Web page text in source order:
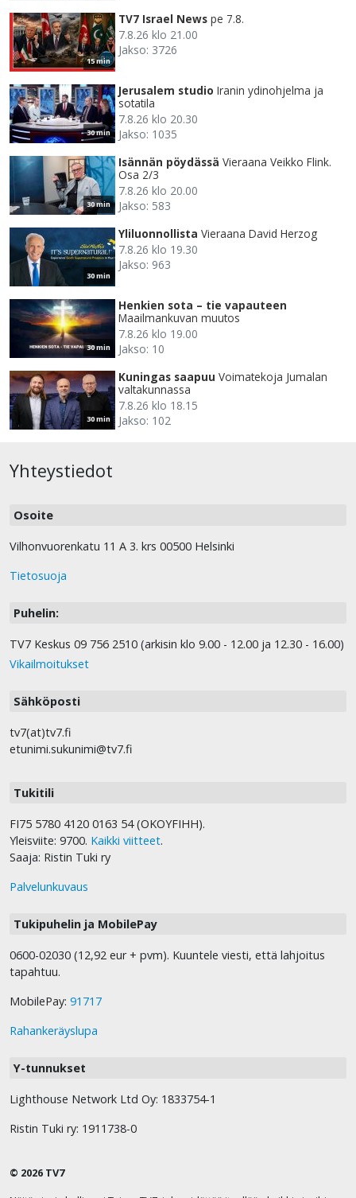
15 min
TV7 Israel News pe 7.8.
7.8.26 klo 21.00
Jakso: 3726
30 min
Jerusalem studio Iranin ydinohjelma ja
sotatila
7.8.26 klo 20.30
Jakso: 1035
30 min
Isännän pöydässä Vieraana Veikko Flink.
Osa 2/3
7.8.26 klo 20.00
Jakso: 583
30 min
Yliluonnollista Vieraana David Herzog
7.8.26 klo 19.30
Jakso: 963
30 min
Henkien sota – tie vapauteen
Maailmankuvan muutos
7.8.26 klo 19.00
Jakso: 10
30 min
Kuningas saapuu Voimatekoja Jumalan
valtakunnassa
7.8.26 klo 18.15
Jakso: 102
Yhteystiedot
Osoite
Vilhonvuorenkatu 11 A 3. krs 00500 Helsinki
Tietosuoja
Puhelin:
TV7 Keskus 09 756 2510 (arkisin klo 9.00 - 12.00 ja 12.30 - 16.00)
Vikailmoitukset
Sähköposti
tv7(at)tv7.fi
etunimi.sukunimi@tv7.fi
Tukitili
FI75 5780 4120 0163 54 (OKOYFIHH).
Yleisviite: 9700. Kaikki viitteet.
Saaja: Ristin Tuki ry
Palvelunkuvaus
Tukipuhelin ja MobilePay
0600-02030 (12,92 eur + pvm). Kuuntele viesti, että lahjoitus
tapahtuu.
MobilePay: 91717
Rahankeräyslupa
Y-tunnukset
Lighthouse Network Ltd Oy: 1833754-1
Ristin Tuki ry: 1911738-0
© 2026 TV7